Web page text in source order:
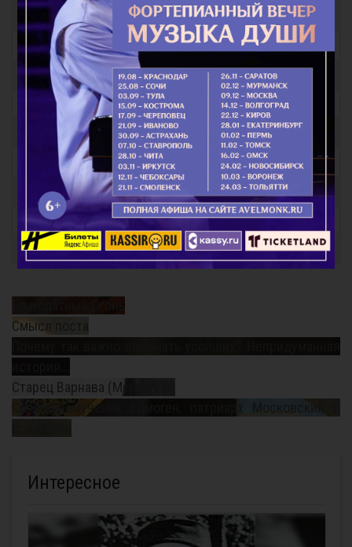
Молитвы на всякую потребу
Молитвы при различных заболеваниях
Молитвы за детей
Молитвы о семейном благополучии
Молитвы Заупокойные
Молитвы перед иконами Пресвятой Богородицы
Молитвы праздникам
Молитвы общие
Молитвы святым
Смысл поста
Старец Варнава (Меркулов)
Священномученик Ермоген, патриарх Московский и
Интересное